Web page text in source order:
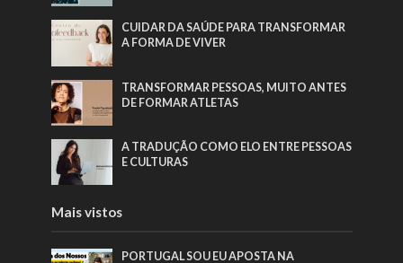
CUIDAR DA SAÚDE PARA TRANSFORMAR
A FORMA DE VIVER
TRANSFORMAR PESSOAS, MUITO ANTES
DE FORMAR ATLETAS
A TRADUÇÃO COMO ELO ENTRE PESSOAS
E CULTURAS
Mais vistos
PORTUGAL SOU EU APOSTA NA